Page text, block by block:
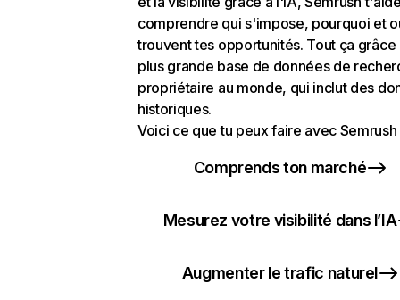
comprendre qui s'impose, pourquoi et
trouvent tes opportunités. Tout ça grâce
plus grande base de données de
propriétaire au monde, qui inclut des
historiques.
Voici ce que tu peux faire avec Semrush
Comprends ton marché
Mesurez votre visibilité dans l’IA
Augmenter le trafic naturel